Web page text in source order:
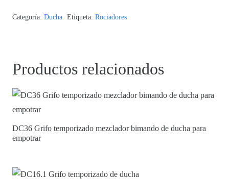
Categoría: Ducha Etiqueta: Rociadores
Productos relacionados
DC36 Grifo temporizado mezclador bimando de ducha para
empotrar